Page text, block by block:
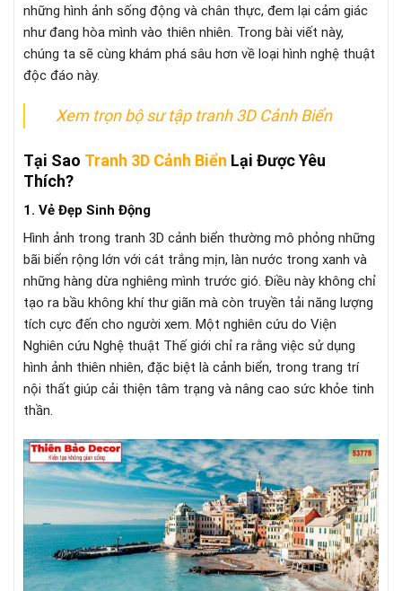
những hình ảnh sống động và chân thực, đem lại cảm giác
như đang hòa mình vào thiên nhiên. Trong bài viết này,
chúng ta sẽ cùng khám phá sâu hơn về loại hình nghệ thuật
độc đáo này.
Xem trọn bộ sư tập tranh 3D Cảnh Biển
Tại Sao Tranh 3D Cảnh Biển Lại Được Yêu
Thích?
1. Vẻ Đẹp Sinh Động
Hình ảnh trong tranh 3D cảnh biển thường mô phỏng những
bãi biển rộng lớn với cát trắng mịn, làn nước trong xanh và
những hàng dừa nghiêng mình trước gió. Điều này không chỉ
tạo ra bầu không khí thư giãn mà còn truyền tải năng lượng
tích cực đến cho người xem. Một nghiên cứu do Viện
Nghiên cứu Nghệ thuật Thế giới chỉ ra rằng việc sử dụng
hình ảnh thiên nhiên, đặc biệt là cảnh biển, trong trang trí
nội thất giúp cải thiện tâm trạng và nâng cao sức khỏe tinh
thần.